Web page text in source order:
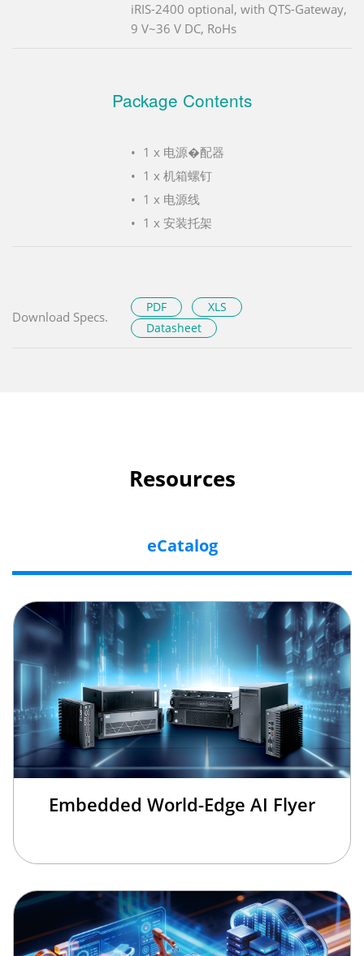
iRIS-2400 optional, with QTS-Gateway,
9 V~36 V DC, RoHs
Package Contents
1 x 电源�配器
1 x 机箱螺钉
1 x 电源线
1 x 安装托架
Download Specs.
PDF
XLS
Datasheet
Resources
eCatalog
Embedded World-Edge AI Flyer